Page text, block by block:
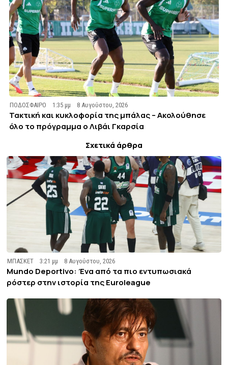
ΠΟΔΟΣΦΑΙΡΟ 1:35 μμ 8 Αυγούστου, 2026
Τακτική και κυκλοφορία της μπάλας – Ακολούθησε
όλο το πρόγραμμα ο Λιβάι Γκαρσία
Σχετικά άρθρα
ΜΠΑΣΚΕΤ 3:21 μμ 8 Αυγούστου, 2026
Mundo Deportivo: Ένα από τα πιο εντυπωσιακά
ρόστερ στην ιστορία της Euroleague